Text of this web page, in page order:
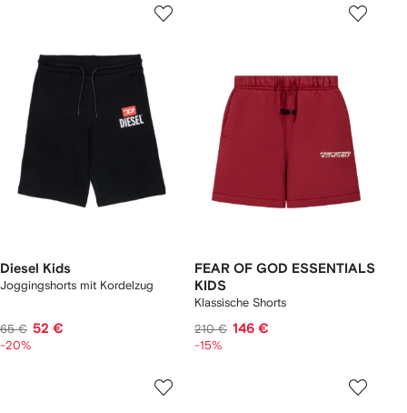
Diesel Kids
Joggingshorts mit Kordelzug
65 € 52 €
-20%
FEAR OF GOD ESSENTIALS
KIDS
Klassische Shorts
210 € 146 €
-15%